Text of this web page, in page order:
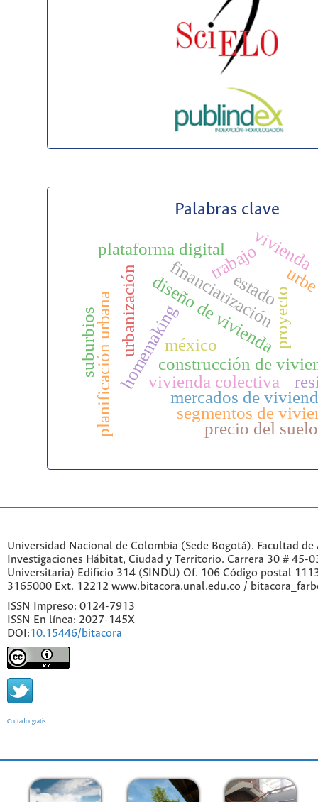
Palabras clave
construcción de
diseño de vivienda
homemaking
vivienda colectiva
proyecto
planificación urbana mercados de
segmentos de
financiarización
plataforma digital
méxico
estado
vivienda
urbanización
suburbios
precio del suelo
trabajo
Universidad Nacional de Colombia (Sede Bogotá). Facultad
Investigaciones Hábitat, Ciudad y Territorio. Carrera 30 # 45-
Universitaria) Edificio 314 (SINDU) Of. 106 Código postal
3165000 Ext. 12212 www.bitacora.unal.edu.co /
ISSN Impreso: 0124-7913
ISSN En línea: 2027-145X
DOI:10.15446/bitacora
Contador gratis